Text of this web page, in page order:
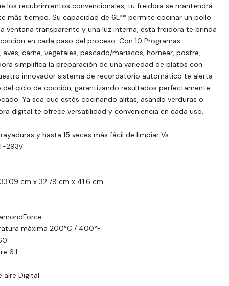
los recubrimientos convencionales, tu freidora se mantendrá
más tiempo. Su capacidad de 6L** permite cocinar un pollo
ventana transparente y una luz interna, esta freidora te brinda
en cada paso del proceso. Con 10 Programas
carne, vegetales, pescado/mariscos, hornear, postre,
simplifica la preparación de una variedad de platos con
innovador sistema de recordatorio automático te alerta
ciclo de cocción, garantizando resultados perfectamente
Ya sea que estés cocinando alitas, asando verduras o
digital te ofrece versatilidad y conveniencia en cada uso.
y hasta 15 veces más fácil de limpiar Vs
293V
cm x 32.79 cm x 41.6 cm
máxima 200°C / 400°F
6 L
aire Digital